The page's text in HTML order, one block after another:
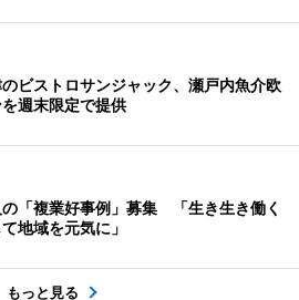
ビストロサンジャック、瀬戸内魚介欧
週末限定で提供
「複業好事例」募集 「生き生き働く
地域を元気に」
もっと見る